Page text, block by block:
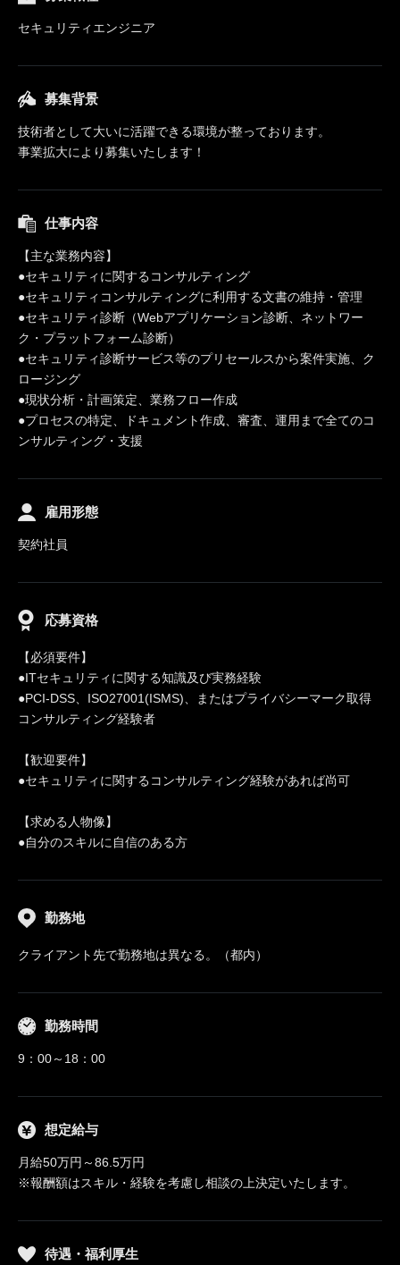
セキュリティエンジニア
募集背景
技術者として大いに活躍できる環境が整っております。
事業拡大により募集いたします！
仕事内容
【主な業務内容】
●セキュリティに関するコンサルティング
●セキュリティコンサルティングに利用する文書の維持・管理
●セキュリティ診断（Webアプリケーション診断、ネットワー
ク・プラットフォーム診断）
●セキュリティ診断サービス等のプリセールスから案件実施、ク
ロージング
●現状分析・計画策定、業務フロー作成
●プロセスの特定、ドキュメント作成、審査、運用まで全てのコ
ンサルティング・支援
雇用形態
契約社員
応募資格
【必須要件】
●ITセキュリティに関する知識及び実務経験
●PCI-DSS、ISO27001(ISMS)、またはプライバシーマーク取得
コンサルティング経験者
【歓迎要件】
●セキュリティに関するコンサルティング経験があれば尚可
【求める人物像】
●自分のスキルに自信のある方
勤務地
クライアント先で勤務地は異なる。（都内）
勤務時間
9：00～18：00
想定給与
月給50万円～86.5万円
※報酬額はスキル・経験を考慮し相談の上決定いたします。
待遇・福利厚生